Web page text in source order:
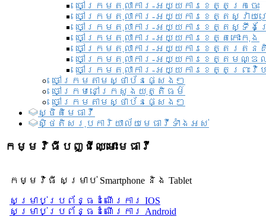
ចៅក្រមតុលាការ-អយ្យការខេត្តក្រចេះ
ចៅក្រមតុលាការ-អយ្យការខេត្តស្វាយ
ចៅក្រមតុលាការ-អយ្យការខេត្តស្ទឹង
ចៅក្រមតុលាការ-អយ្យការខេត្តកោះកុង
ចៅក្រមតុលាការ-អយ្យការខេត្តរតន
ចៅក្រមតុលាការ-អយ្យការខេត្តមណ្
ចៅក្រមតុលាការ-អយ្យការខេត្តព្រះវិហ
ចៅក្រមតាមស្ថាប័នផ្សេងៗ
ចៅក្រមនៅក្រសួងយុត្តិធម៌
ចៅក្រមតាមស្ថាប័នផ្សេងៗ
ស្ថិតិមេធាវី
សិ្ថតិសរុបការិយាល័យមេធាវីទាំងអស់​
កម្មវិធីបញ្ជីឈ្មោះមេធាវី
កម្មវិធី សម្រាប់ Smartphone និង Tablet
សម្រាប់​ប្រព័ន្ធដំណើរការ IOS
សម្រាប់​ប្រព័ន្ធដំណើរការ Android